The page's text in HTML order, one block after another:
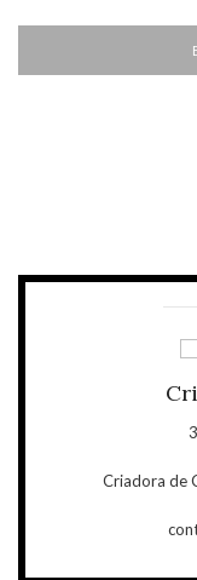
Criadora de